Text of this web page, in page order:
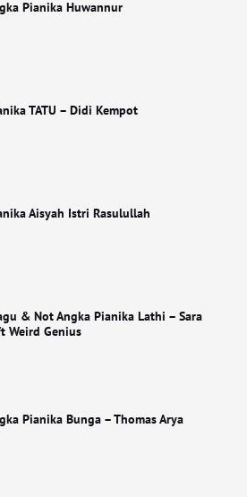
Pianika Huwannur
TATU – Didi Kempot
Aisyah Istri Rasulullah
& Not Angka Pianika Lathi – Sara
Weird Genius
Pianika Bunga – Thomas Arya